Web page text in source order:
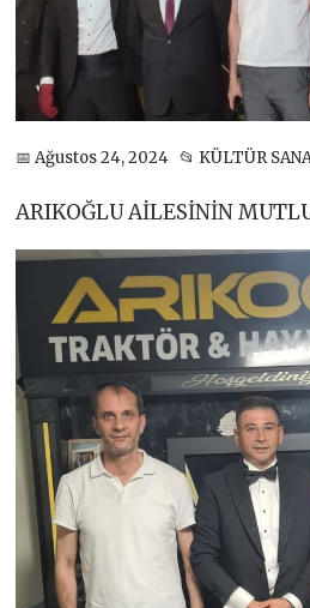
📅 Ağustos 24, 2024 📂 KÜLTÜR
ARIKOĞLU AİLESİNİN